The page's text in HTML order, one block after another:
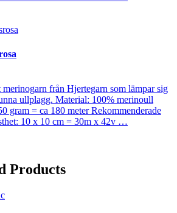
från Hjertegarn som lämpar sig
ullplagg. Material: 100% merinoull
gram = ca 180 meter Rekommenderade
10 x 10 cm = 30m x 42v …
Products